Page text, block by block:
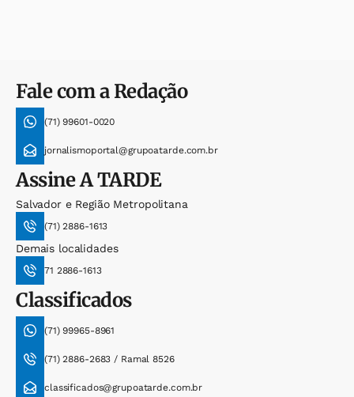
Fale com a Redação
(71) 99601-0020
jornalismoportal@grupoatarde.com.br
AssineA TARDE
Salvador e Região Metropolitana
(71) 2886-1613
Demais localidades
71 2886-1613
Classificados
(71) 99965-8961
(71) 2886-2683 / Ramal 8526
classificados@grupoatarde.com.br